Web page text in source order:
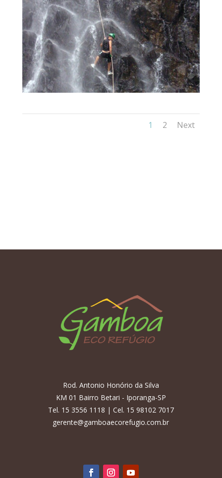
1 2 Next
Rod. Antonio Honório da Silva
KM 01 Bairro Betari - Iporanga-SP
Tel. 15 3556 1118 | Cel. 15 98102 7017
gerente@gamboaecorefugio.com.br